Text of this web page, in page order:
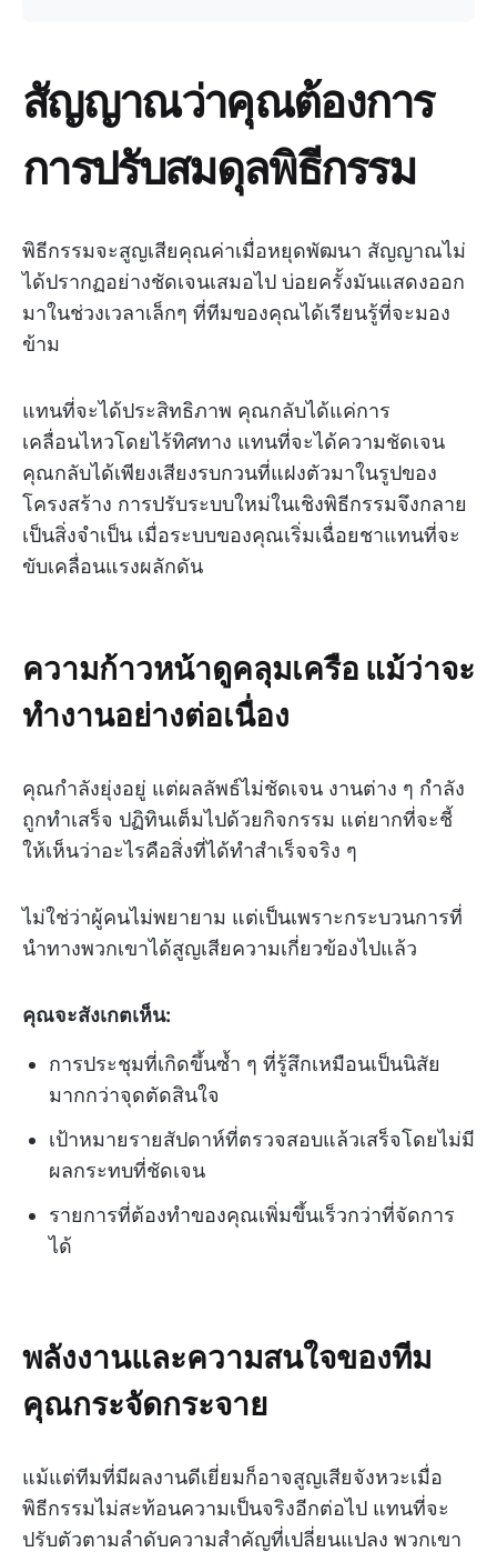
สัญญาณว่าคุณต้องการ
การปรับสมดุลพิธีกรรม
พิธีกรรมจะสูญเสียคุณค่าเมื่อหยุดพัฒนา สัญญาณไม่
ได้ปรากฏอย่างชัดเจนเสมอไป บ่อยครั้งมันแสดงออก
มาในช่วงเวลาเล็กๆ ที่ทีมของคุณได้เรียนรู้ที่จะมอง
ข้าม
แทนที่จะได้ประสิทธิภาพ คุณกลับได้แค่การ
เคลื่อนไหวโดยไร้ทิศทาง แทนที่จะได้ความชัดเจน
คุณกลับได้เพียงเสียงรบกวนที่แฝงตัวมาในรูปของ
โครงสร้าง การปรับระบบใหม่ในเชิงพิธีกรรมจึงกลาย
เป็นสิ่งจำเป็น เมื่อระบบของคุณเริ่มเฉื่อยชาแทนที่จะ
ขับเคลื่อนแรงผลักดัน
ความก้าวหน้าดูคลุมเครือ แม้ว่าจะ
ทำงานอย่างต่อเนื่อง
คุณกำลังยุ่งอยู่ แต่ผลลัพธ์ไม่ชัดเจน งานต่าง ๆ กำลัง
ถูกทำเสร็จ ปฏิทินเต็มไปด้วยกิจกรรม แต่ยากที่จะชี้
ให้เห็นว่าอะไรคือสิ่งที่ได้ทำสำเร็จจริง ๆ
ไม่ใช่ว่าผู้คนไม่พยายาม แต่เป็นเพราะกระบวนการที่
นำทางพวกเขาได้สูญเสียความเกี่ยวข้องไปแล้ว
คุณจะสังเกตเห็น:
การประชุมที่เกิดขึ้นซ้ำ ๆ ที่รู้สึกเหมือนเป็นนิสัย
มากกว่าจุดตัดสินใจ
เป้าหมายรายสัปดาห์ที่ตรวจสอบแล้วเสร็จโดยไม่มี
ผลกระทบที่ชัดเจน
รายการที่ต้องทำของคุณเพิ่มขึ้นเร็วกว่าที่จัดการ
ได้
พลังงานและความสนใจของทีม
คุณกระจัดกระจาย
แม้แต่ทีมที่มีผลงานดีเยี่ยมก็อาจสูญเสียจังหวะเมื่อ
พิธีกรรมไม่สะท้อนความเป็นจริงอีกต่อไป แทนที่จะ
ปรับตัวตามลำดับความสำคัญที่เปลี่ยนแปลง พวกเขา